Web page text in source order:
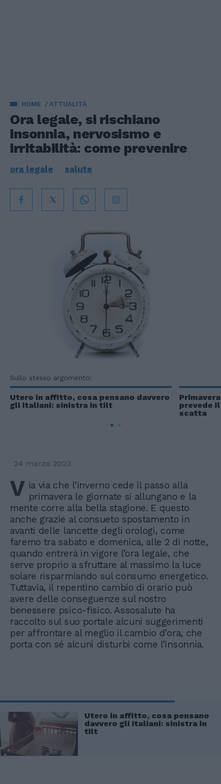
HOME ATTUALITÀ
Ora legale, si rischiano
insonnia, nervosismo e
irritabilità: come prevenire
ora legale salute
Sullo stesso argomento:
Utero in affitto, cosa pensano davvero
gli italiani: sinistra in tilt
prevede
scatta
24 marzo 2023
V ia via che l’inverno cede il passo alla
primavera le giornate si allungano e la
mente corre alla bella stagione. E questo
anche grazie al consueto spostamento in
avanti delle lancette degli orologi, come
faremo tra sabato e domenica, alle 2 di notte,
quando entrerà in vigore l’ora legale, che
serve proprio a sfruttare al massimo la luce
solare risparmiando sul consumo energetico.
Tuttavia, il repentino cambio di orario può
avere delle conseguenze sul nostro
benessere psico-fisico. Assosalute ha
raccolto sul suo portale alcuni suggerimenti
per affrontare al meglio il cambio d’ora, che
porta con sé alcuni disturbi come l’insonnia.
Utero in affitto, cosa pensano
davvero gli italiani: sinistra in
tilt